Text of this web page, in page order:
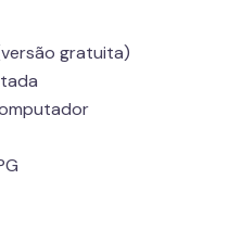
gratuita)